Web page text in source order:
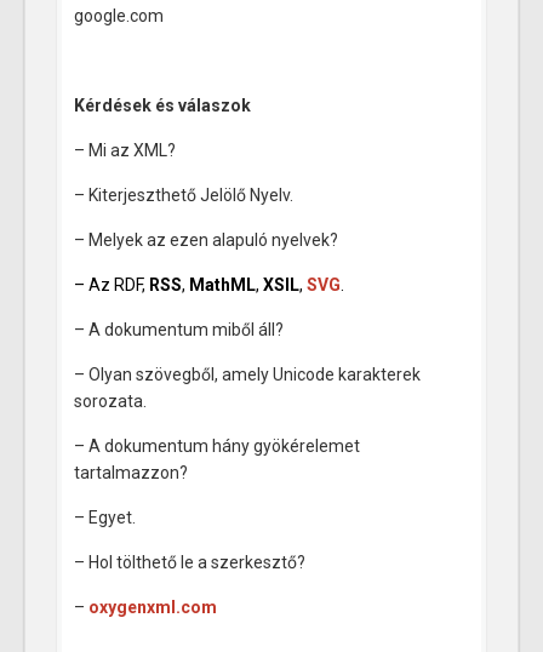
google.com
Kérdések és válaszok
– Mi az XML?
– Kiterjeszthető Jelölő Nyelv.
– Melyek az ezen alapuló nyelvek?
– Az RDF, RSS, MathML, XSIL, SVG
– A dokumentum miből áll?
– Olyan szövegből, amely Unicode karakterek
sorozata.
– A dokumentum hány gyökérelemet
tartalmazzon?
– Egyet.
– Hol tölthető le a szerkesztő?
– oxygenxml.com